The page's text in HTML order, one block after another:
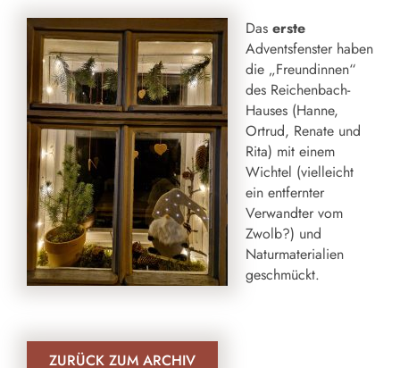
Das erste
Adventsfenster haben
die „Freundinnen“
des Reichenbach-
Hauses (Hanne,
Ortrud, Renate und
Rita) mit einem
Wichtel (vielleicht
ein entfernter
Verwandter vom
Zwolb?) und
Naturmaterialien
geschmückt.
ZURÜCK ZUM ARCHIV